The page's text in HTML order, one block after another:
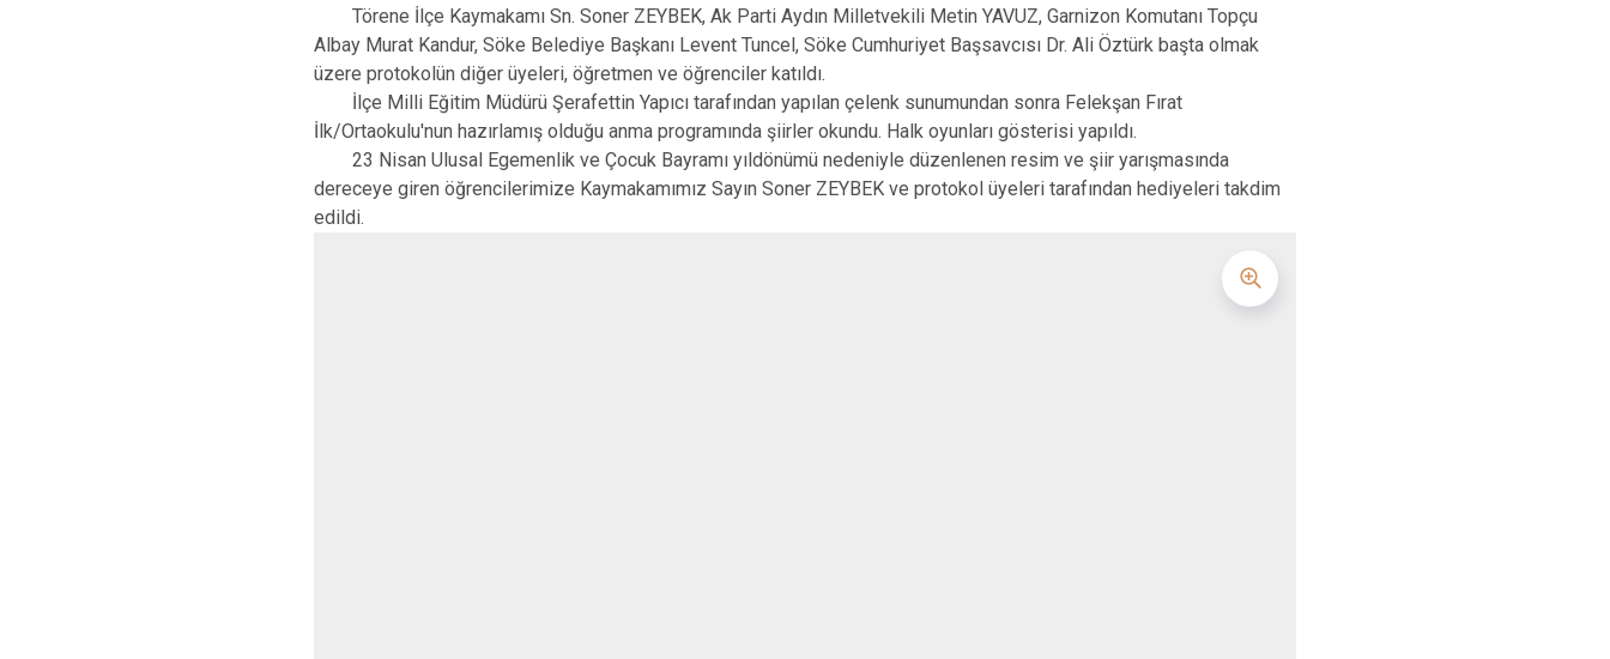
Karpuzlu
Koçarlı
Efeler
Törene İlçe Kaymakamı Sn. Soner ZEYBEK, Ak Parti Aydın Milletvekili Metin YAVUZ, Garnizon Komutanı Topçu
Albay Murat Kandur, Söke Belediye Başkanı Levent Tuncel, Söke Cumhuriyet Başsavcısı Dr. Ali Öztürk başta olmak
üzere protokolün diğer üyeleri, öğretmen ve öğrenciler katıldı.
İlçe Milli Eğitim Müdürü Şerafettin Yapıcı tarafından yapılan çelenk sunumundan sonra Felekşan Fırat
İlk/Ortaokulu'nun hazırlamış olduğu anma programında şiirler okundu. Halk oyunları gösterisi yapıldı.
23 Nisan Ulusal Egemenlik ve Çocuk Bayramı yıldönümü nedeniyle düzenlenen resim ve şiir yarışmasında
dereceye giren öğrencilerimize Kaymakamımız Sayın Soner ZEYBEK ve protokol üyeleri tarafından hediyeleri takdim
edildi.